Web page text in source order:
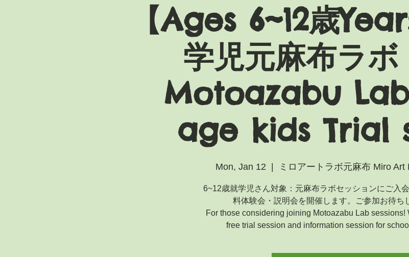
【Ages 6~12歳
学児元麻布ラ
Motoazabu
age kids Trial
Mon, Jan 12 ミロアートラボ元麻布 Miro Art
6~12歳就学児さん対象：元麻布ラボセッションにご入
料体験会・説明会を開催します。ご参加お待ち
For those considering joining Motoazabu Lab sessions!
free trial session and information session for